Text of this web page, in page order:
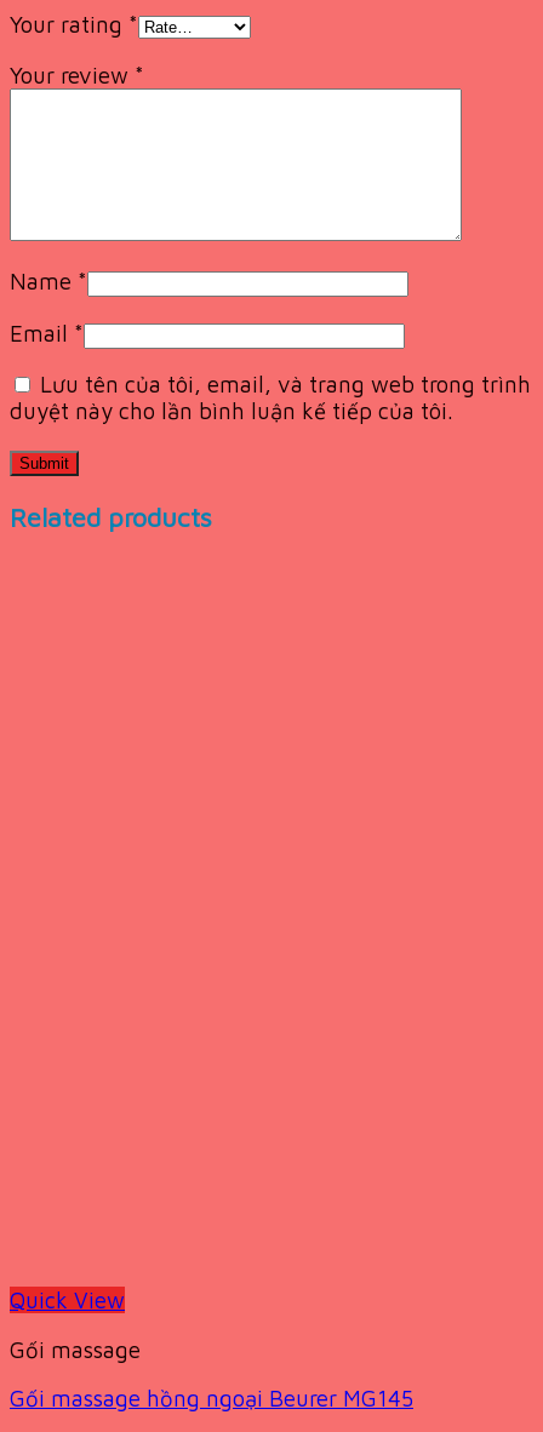
Your rating *
Your review *
Name *
Email *
Lưu tên của tôi, email, và trang web trong trình
duyệt này cho lần bình luận kế tiếp của tôi.
Related products
Quick View
Gối massage
Gối massage hồng ngoại Beurer MG145